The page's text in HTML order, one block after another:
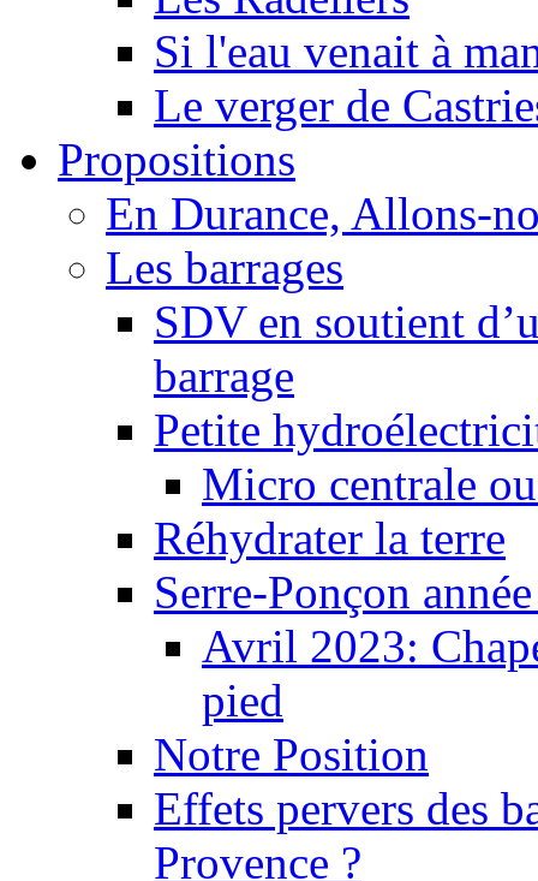
Si l'eau venait à
Le verger de
Propositions
En Durance, Allons-
Les barrages
SDV en soutient
barrage
Petite
Micro centrale
Réhydrater la terre
Serre-Ponçon
Avril 2023:
pied
Notre Position
Effets pervers des
Provence ?